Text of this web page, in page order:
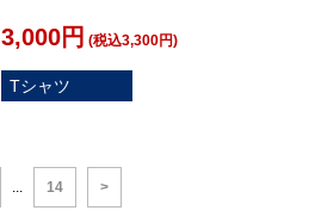
Tシャツ
3,000円 (税込3,300円)
... 14 >